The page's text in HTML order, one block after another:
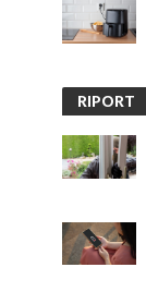
RIPORT